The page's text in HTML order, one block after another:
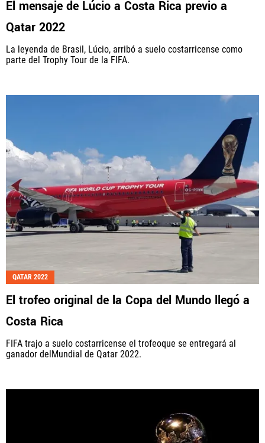
PANAMÁ
NICARAGUA
QUIENES SOMOS | STAFF | CONTACTO
Términos y Condiciones
Políticas de Privacidad
Fútbol Centroamérica, al igual que Futbol Sites, es
una compañía perteneciente a Better Collective.
Todos los derechos reservados.
El mensaje de Lúcio a Costa Rica previo a
Qatar 2022
La leyenda de Brasil, Lúcio, arribó a suelo costarricense como
parte del Trophy Tour de la FIFA.
QATAR 2022
El trofeo original de la Copa del Mundo llegó a
Costa Rica
FIFA trajo a suelo costarricense el trofeoque se entregará al
ganador delMundial de Qatar 2022.